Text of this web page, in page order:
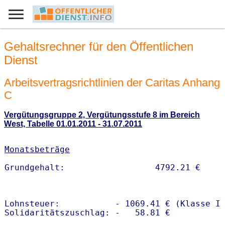
Gehaltsrechner für den Öffentlichen
Dienst
Arbeitsvertragsrichtlinien der Caritas Anhang
C
Vergütungsgruppe 2, Vergütungsstufe 8 im Bereich
West, Tabelle 01.01.2011 - 31.07.2011
Monatsbeträge
Lohnsteuer:           - 1069.41 € (Klasse I)
Solidaritätszuschlag: -   58.81 €